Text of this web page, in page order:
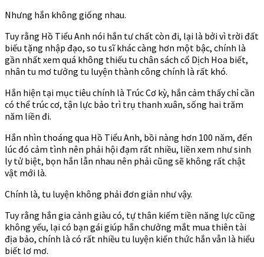
Nhưng hắn không giống nhau.
Tuy rằng Hồ Tiểu Anh nói hắn tư chất còn đi, lại là bởi vì trời đất
biếu tặng nhập đạo, so tu sĩ khác càng hơn một bậc, chính là
gần nhất xem quá không thiếu tu chân sách cổ Dịch Hoa biết,
nhân tu mơ tưởng tu luyện thành công chính là rất khó.
Hắn hiện tại mục tiêu chính là Trúc Cơ kỳ, hắn cảm thấy chỉ cần
có thể trúc cơ, tận lực bảo trì trụ thanh xuân, sống hai trăm
năm liền đi.
Hắn nhìn thoáng qua Hồ Tiểu Anh, bồi nàng hơn 100 năm, đến
lúc đó cảm tình nên phải hội đạm rất nhiều, liền xem như sinh
ly tử biệt, bọn hắn lẫn nhau nên phải cũng sẽ không rất chật
vật mới là.
Chính là, tu luyện không phải đơn giản như vậy.
Tuy rằng hắn gia cảnh giàu có, tự thân kiếm tiền năng lực cũng
không yếu, lại có bạn gái giúp hắn chưởng mắt mua thiên tài
địa bảo, chính là có rất nhiều tu luyện kiến thức hắn vẫn là hiểu
biết lơ mơ.